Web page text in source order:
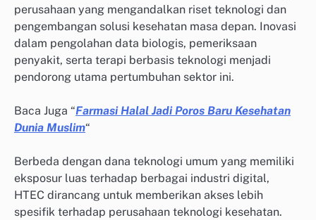
perusahaan yang mengandalkan riset teknologi dan
pengembangan solusi kesehatan masa depan. Inovasi
dalam pengolahan data biologis, pemeriksaan
penyakit, serta terapi berbasis teknologi menjadi
pendorong utama pertumbuhan sektor ini.
Baca Juga “Farmasi Halal Jadi Poros Baru Kesehatan
Dunia Muslim“
Berbeda dengan dana teknologi umum yang memiliki
eksposur luas terhadap berbagai industri digital,
HTEC dirancang untuk memberikan akses lebih
spesifik terhadap perusahaan teknologi kesehatan.